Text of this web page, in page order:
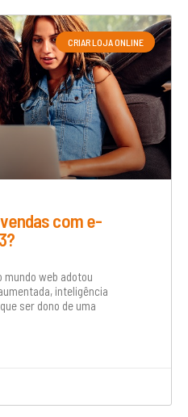
CRIAR LOJA ONLINE
com e-
mundo web adotou
inteligência
ser dono de uma